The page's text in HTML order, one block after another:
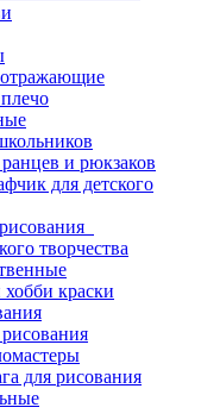
и рюкзаков
для детского
творчества
краски
для рисования